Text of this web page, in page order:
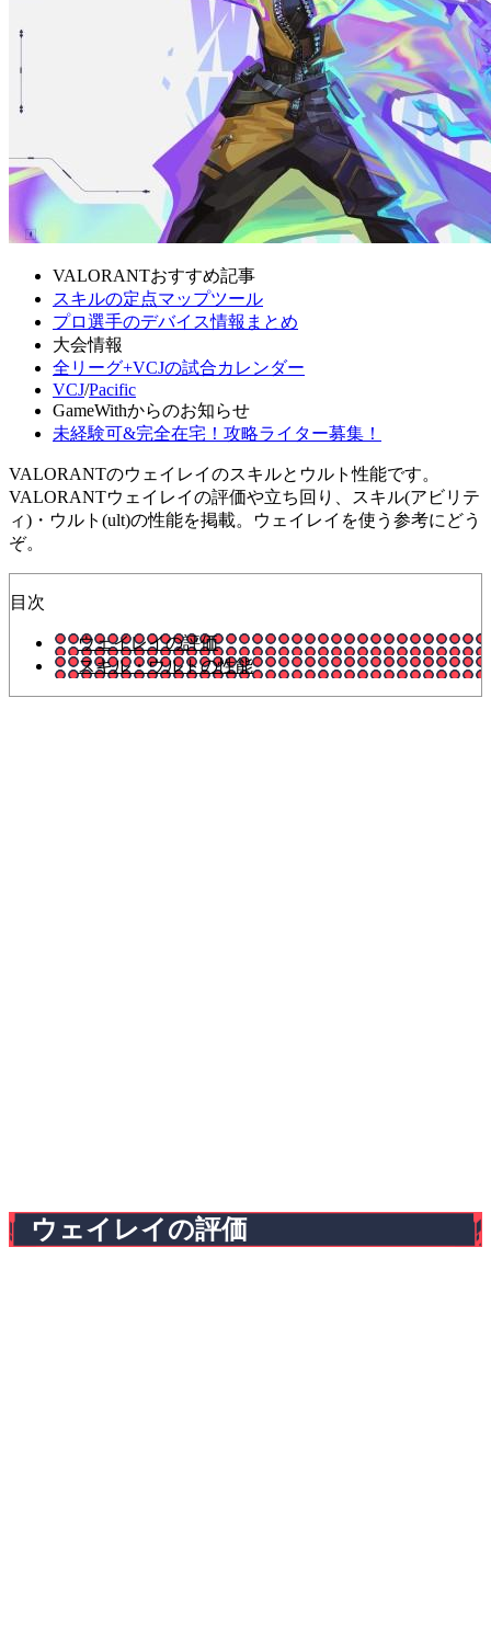
VALORANTおすすめ記事
スキルの定点マップツール
プロ選手のデバイス情報まとめ
大会情報
全リーグ+VCJの試合カレンダー
VCJ/Pacific
GameWithからのお知らせ
未経験可&完全在宅！攻略ライター募集！
VALORANTのウェイレイのスキルとウルト性能です。
VALORANTウェイレイの評価や立ち回り、スキル(アビリテ
ィ)・ウルト(ult)の性能を掲載。ウェイレイを使う参考にどう
ぞ。
目次
ウェイレイの評価
スキル・ウルトの性能
ウェイレイの評価